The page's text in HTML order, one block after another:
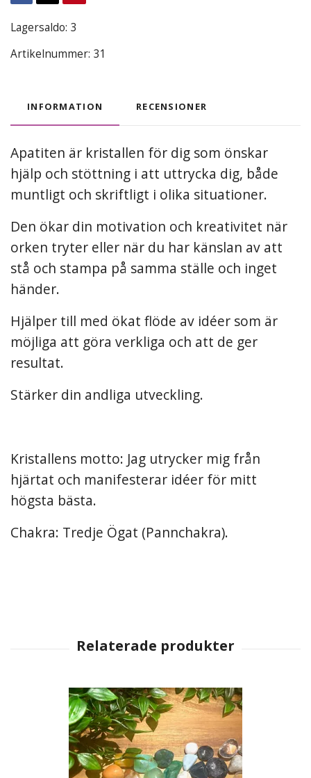
Lagersaldo: 3
Artikelnummer: 31
INFORMATION RECENSIONER
Apatiten är kristallen för dig som önskar
hjälp och stöttning i att uttrycka dig, både
muntligt och skriftligt i olika situationer.
Den ökar din motivation och kreativitet när
orken tryter eller när du har känslan av att
stå och stampa på samma ställe och inget
händer.
Hjälper till med ökat flöde av idéer som är
möjliga att göra verkliga och att de ger
resultat.
Stärker din andliga utveckling.
Kristallens motto: Jag utrycker mig från
hjärtat och manifesterar idéer för mitt
högsta bästa.
Chakra: Tredje Ögat (Pannchakra).